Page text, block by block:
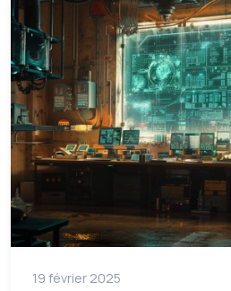
19 février 2025